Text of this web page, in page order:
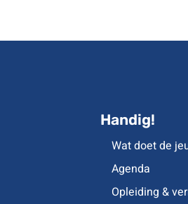
Handig!
Wat doet de
Agenda
Opleiding &